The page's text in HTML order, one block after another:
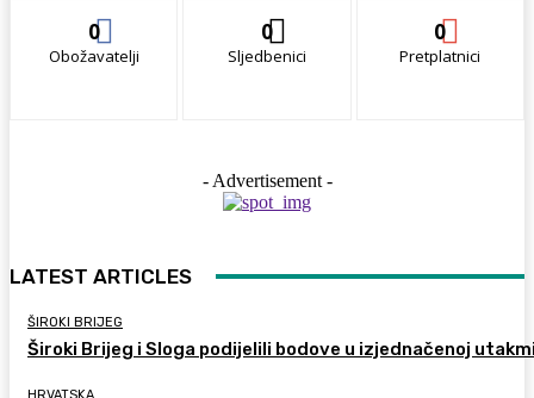
0
Obožavatelji
0
Sljedbenici
0
Pretplatnici
- Advertisement -
LATEST ARTICLES
ŠIROKI BRIJEG
Široki Brijeg i Sloga podijelili bodove u izjednačenoj
HRVATSKA